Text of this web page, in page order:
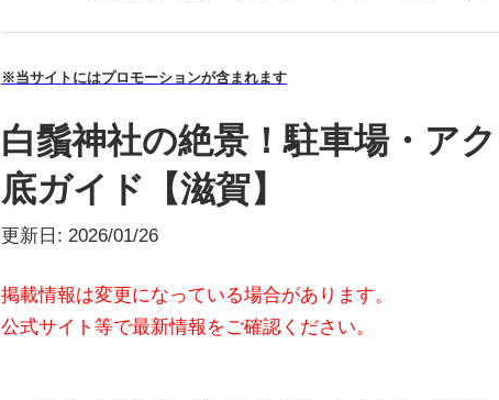
※当サイトにはプロモーションが含まれます
白鬚神社の絶景！駐車場・ア
底ガイド【滋賀】
更新日: 2026/01/26
掲載情報は変更になっている場合があります。
公式サイト等で最新情報をご確認ください。